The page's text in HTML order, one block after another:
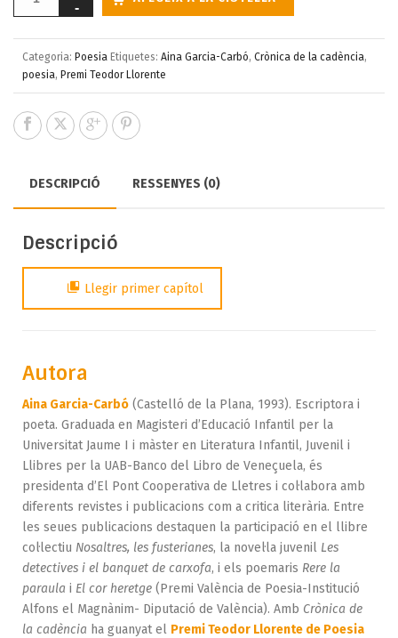
Categoria: Poesia Etiquetes: Aina Garcia-Carbó, Crònica de la cadència,
poesia, Premi Teodor Llorente
DESCRIPCIÓ RESSENYES (0)
Descripció
Llegir primer capítol
Autora
Aina Garcia-Carbó (Castelló de la Plana, 1993). Escriptora i
poeta. Graduada en Magisteri d’Educació Infantil per la
Universitat Jaume I i màster en Literatura Infantil, Juvenil i
Llibres per la UAB-Banco del Libro de Veneçuela, és
presidenta d’El Pont Cooperativa de Lletres i col·labora amb
diferents revistes i publicacions com a critica literària. Entre
les seues publicacions destaquen la participació en el llibre
col·lectiu Nosaltres, les fusterianes, la novel·la juvenil Les
detectives i el banquet de carxofa, i els poemaris Rere la
paraula i El cor heretge (Premi València de Poesia-Institució
Alfons el Magnànim- Diputació de València). Amb Crònica de
la cadència ha guanyat el Premi Teodor Llorente de Poesia